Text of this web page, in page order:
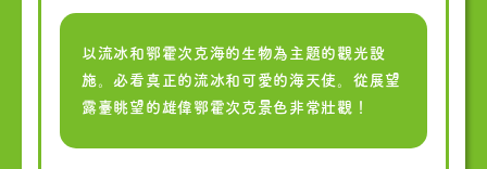
以流冰和鄂霍次克海的生物為主題的觀光設
施。必看真正的流冰和可愛的海天使。從展望
露臺眺望的雄偉鄂霍次克景色非常壯觀！